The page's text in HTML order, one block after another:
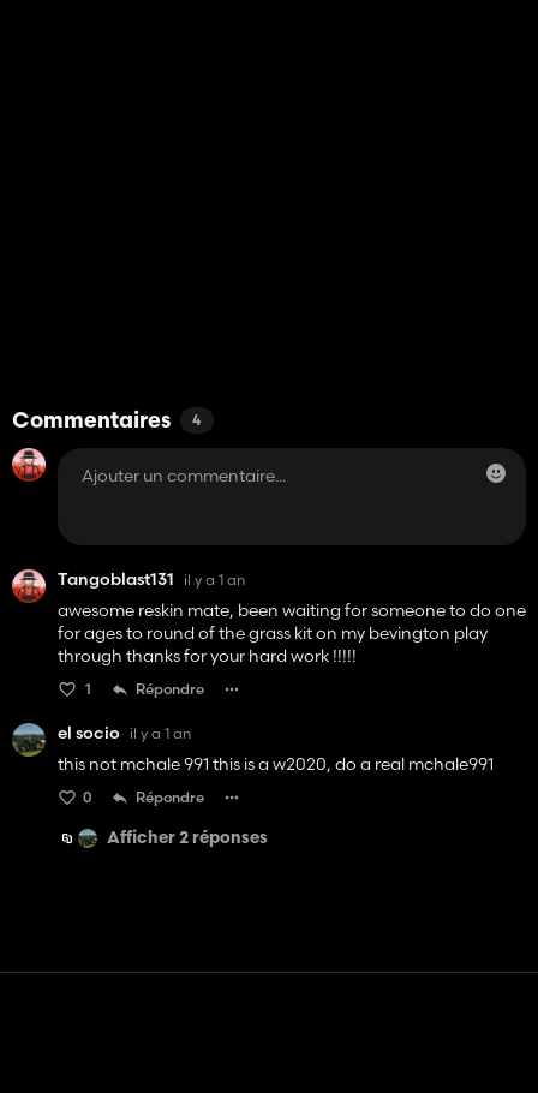
Commentaires 4
Tangoblast131 il y a 1 an
awesome reskin mate, been waiting for someone to do one
for ages to round of the grass kit on my bevington play
through thanks for your hard work !!!!!
1 Répondre
el socio il y a 1 an
this not mchale 991 this is a w2020, do a real mchale991
0 Répondre
Afficher 2 réponses